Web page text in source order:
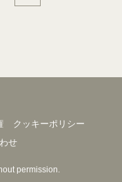
クッキーポリシー
せ
permission.